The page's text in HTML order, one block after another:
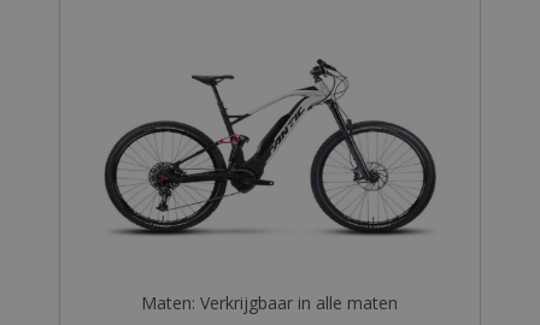
Maten: Verkrijgbaar in alle maten